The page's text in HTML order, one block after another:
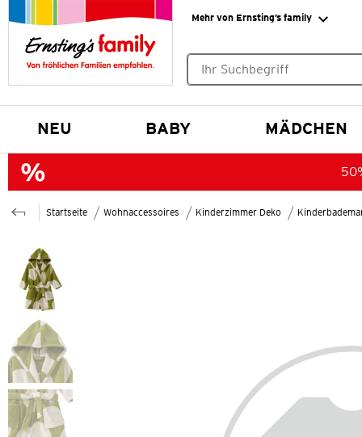
Mehr von Ernsting’s family
NEU BABY MÄDCHEN
Startseite Wohnaccessoires Kinderzimmer Deko